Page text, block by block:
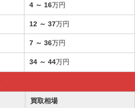
4 ～ 16万円
12 ～ 37万円
7 ～ 36万円
34 ～ 44万円
買取相場